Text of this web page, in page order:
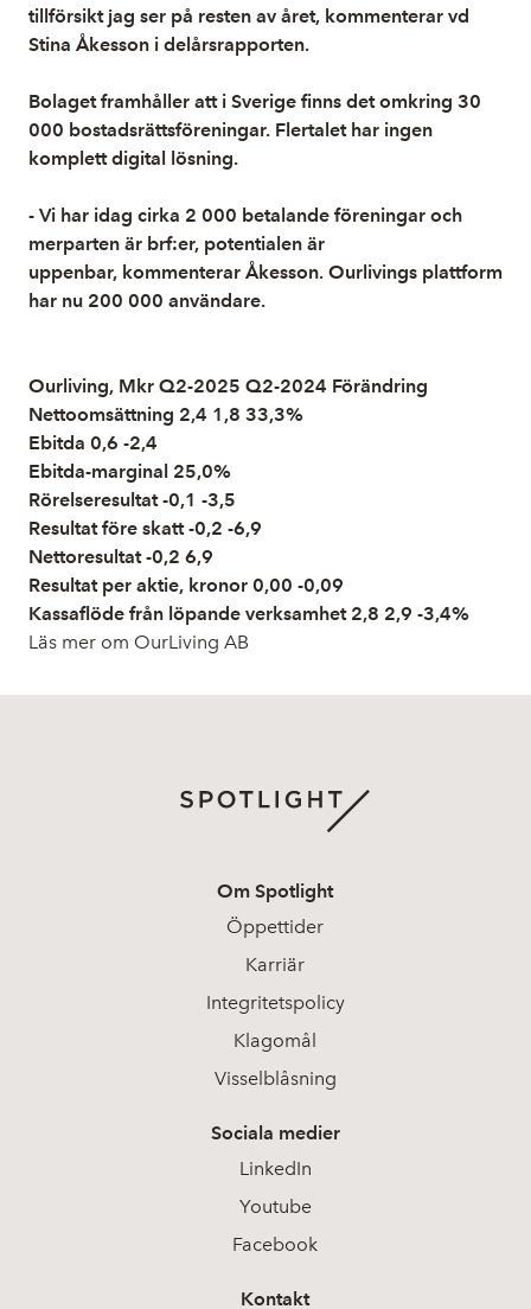
tillförsikt jag ser på resten av året, kommenterar vd
Stina Åkesson i delårsrapporten.
Bolaget framhåller att i Sverige finns det omkring 30
000 bostadsrättsföreningar. Flertalet har ingen
komplett digital lösning.
- Vi har idag cirka 2 000 betalande föreningar och
merparten är brf:er, potentialen är
uppenbar, kommenterar Åkesson. Ourlivings plattform
har nu 200 000 användare.
Ourliving, Mkr Q2-2025 Q2-2024 Förändring
Nettoomsättning 2,4 1,8 33,3%
Ebitda 0,6 -2,4
Ebitda-marginal 25,0%
Rörelseresultat -0,1 -3,5
Resultat före skatt -0,2 -6,9
Nettoresultat -0,2 6,9
Resultat per aktie, kronor 0,00 -0,09
Kassaflöde från löpande verksamhet 2,8 2,9 -3,4%
Läs mer om OurLiving AB
Om Spotlight
Öppettider
Karriär
Integritetspolicy
Klagomål
Visselblåsning
Sociala medier
LinkedIn
Youtube
Facebook
Kontakt